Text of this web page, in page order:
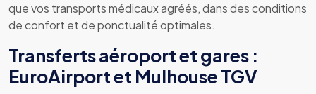
que vos transports médicaux agréés, dans des conditions
de confort et de ponctualité optimales.
Transferts aéroport et gares :
EuroAirport et Mulhouse TGV